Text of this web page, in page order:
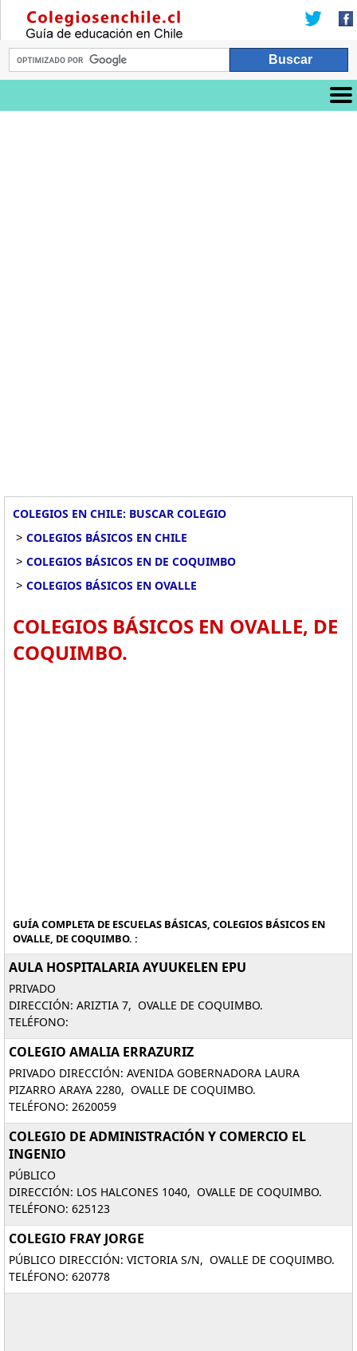
COLEGIOS EN CHILE: BUSCAR COLEGIO
> COLEGIOS BÁSICOS EN CHILE
> COLEGIOS BÁSICOS EN DE COQUIMBO
> COLEGIOS BÁSICOS EN OVALLE
COLEGIOS BÁSICOS EN OVALLE, DE
COQUIMBO.
GUÍA COMPLETA DE ESCUELAS BÁSICAS, COLEGIOS BÁSICOS EN
OVALLE, DE COQUIMBO. :
AULA HOSPITALARIA AYUUKELEN EPU
PRIVADO
DIRECCIÓN: ARIZTIA 7, OVALLE DE COQUIMBO.
TELÉFONO:
COLEGIO AMALIA ERRAZURIZ
PRIVADO DIRECCIÓN: AVENIDA GOBERNADORA LAURA
PIZARRO ARAYA 2280, OVALLE DE COQUIMBO.
TELÉFONO: 2620059
COLEGIO DE ADMINISTRACIÓN Y COMERCIO EL
INGENIO
PÚBLICO
DIRECCIÓN: LOS HALCONES 1040, OVALLE DE COQUIMBO.
TELÉFONO: 625123
COLEGIO FRAY JORGE
PÚBLICO DIRECCIÓN: VICTORIA S/N, OVALLE DE COQUIMBO.
TELÉFONO: 620778